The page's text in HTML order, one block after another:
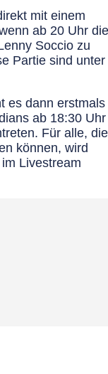
mit einem
ab 20 Uhr die
Soccio zu
Partie sind unter
es dann erstmals
ab 18:30 Uhr
Für alle, die
können, wird
Livestream